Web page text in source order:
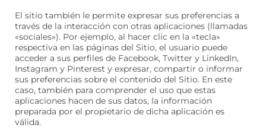
El sitio también le permite expresar sus preferencias a
través de la interacción con otras aplicaciones (llamadas
«sociales»). Por ejemplo, al hacer clic en la «tecla»
respectiva en las páginas del Sitio, el usuario puede
acceder a sus perfiles de Facebook, Twitter y LinkedIn,
Instagram y Pinterest y expresar, compartir o informar
sus preferencias sobre el contenido del Sitio. En este
caso, también para comprender el uso que estas
aplicaciones hacen de sus datos, la información
preparada por el propietario de dicha aplicación es
válida.